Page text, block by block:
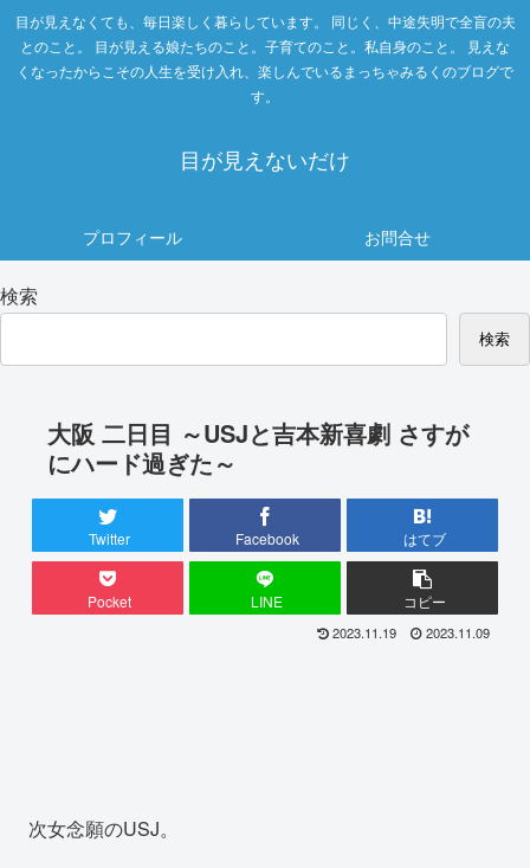
目が見えなくても、毎日楽しく暮らしています。 同じく、中途失明で全盲の夫
とのこと。 目が見える娘たちのこと。子育てのこと。私自身のこと。 見えな
くなったからこその人生を受け入れ、楽しんでいるまっちゃみるくのブログで
す。
目が見えないだけ
プロフィール お問合せ
検索
検索
大阪 二日目 ～USJと吉本新喜劇 さすが
にハード過ぎた～
Twitter Facebook はてブ
Pocket LINE コピー
2023.11.19 2023.11.09
次女念願のUSJ。